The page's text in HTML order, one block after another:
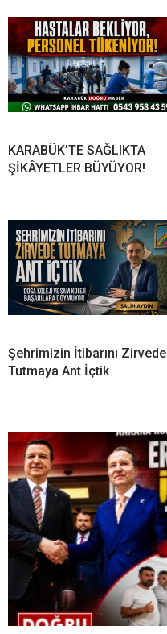
KARABÜK’TE SAĞLIKTA
ŞİKÂYETLER BÜYÜYOR!
Şehrimizin İtibarını Zirvede
Tutmaya Ant İçtik